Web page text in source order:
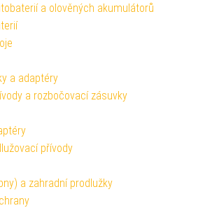
a olověných akumulátorů
a adaptéry
a rozbočovací zásuvky
přívody
a zahradní prodlužky